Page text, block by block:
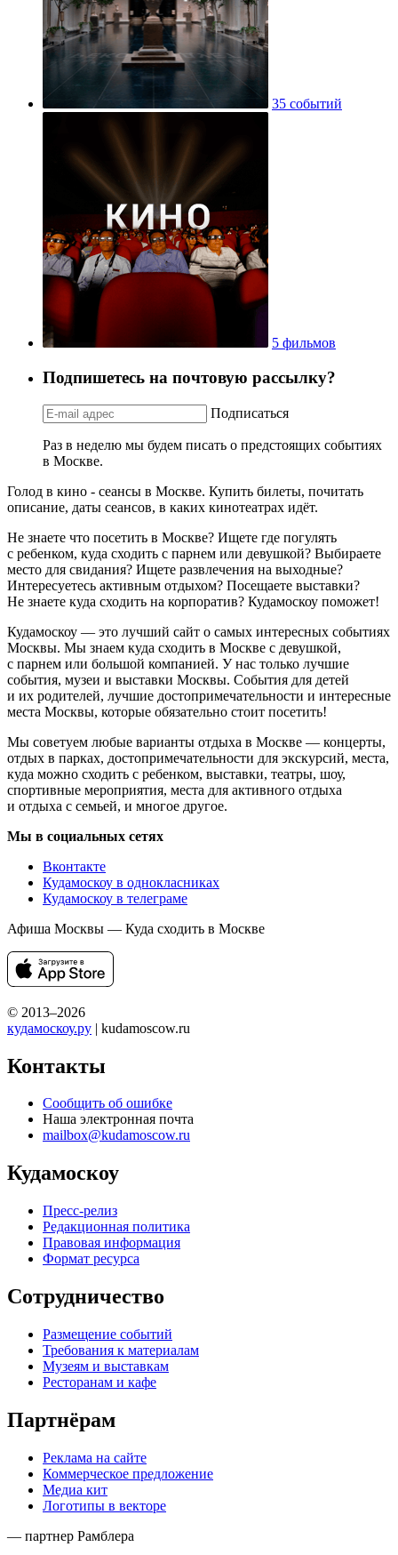
35 событий
5 фильмов
Подпишетесь на почтовую рассылку?
Подписаться
Раз в неделю мы будем писать о предстоящих событиях
в Москве.
Голод в кино - сеансы в Москве. Купить билеты, почитать
описание, даты сеансов, в каких кинотеатрах идёт.
Не знаете что посетить в Москве? Ищете где погулять
с ребенком, куда сходить с парнем или девушкой? Выбираете
место для свидания? Ищете развлечения на выходные?
Интересуетесь активным отдыхом? Посещаете выставки?
Не знаете куда сходить на корпоратив? Кудамоскоу поможет!
Кудамоскоу — это лучший сайт о самых интересных событиях
Москвы. Мы знаем куда сходить в Москве с девушкой,
с парнем или большой компанией. У нас только лучшие
события, музеи и выставки Москвы. События для детей
и их родителей, лучшие достопримечательности и интересные
места Москвы, которые обязательно стоит посетить!
Мы советуем любые варианты отдыха в Москве — концерты,
отдых в парках, достопримечательности для экскурсий, места,
куда можно сходить с ребенком, выставки, театры, шоу,
спортивные мероприятия, места для активного отдыха
и отдыха с семьей, и многое другое.
Мы в социальных сетях
Вконтакте
Кудамоскоу в однокласниках
Кудамоскоу в телеграме
Афиша Москвы — Куда сходить в Москве
© 2013–2026
кудамоскоу.ру | kudamoscow.ru
Контакты
Сообщить об ошибке
Наша электронная почта
mailbox@kudamoscow.ru
Кудамоскоу
Пресс-релиз
Редакционная политика
Правовая информация
Формат ресурса
Сотрудничество
Размещение событий
Требования к материалам
Музеям и выставкам
Ресторанам и кафе
Партнёрам
Реклама на сайте
Коммерческое предложение
Медиа кит
Логотипы в векторе
— партнер Рамблера